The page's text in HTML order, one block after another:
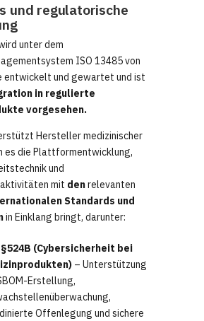
und regulatorische
unter dem
ISO 13485 von
entwickelt und gewartet und ist
in regulierte
vorgesehen.
Hersteller medizinischer
es die Plattformentwicklung,
und
mit denrelevanten
Standards und
in Einklang bringt, darunter:
§524B (Cybersicherheit bei
– Unterstützung
Erstellung,
Offenlegung und sichere